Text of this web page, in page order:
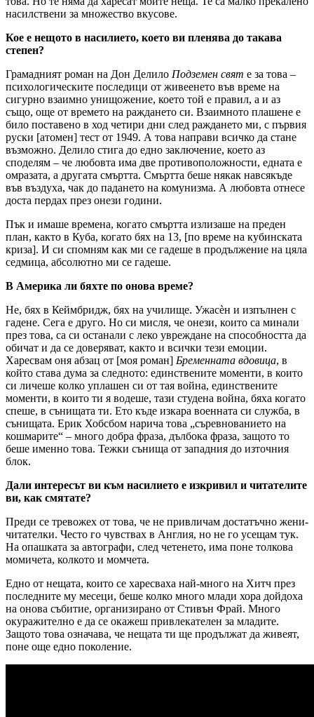
насилствени за множество вкусове.
Кое е нещото в насилието, което ви пленява до такава
степен?
Грамадният роман на Дон Делило Подземен свят е за това –
психологическите последици от живеенето във време на
сигурно взаимно унищожение, което той е правил, а и аз
също, още от времето на раждането си. Взаимното плашене е
било поставено в ход четири дни след раждането ми, с първия
руски [атомен] тест от 1949. А това направи всичко да стане
възможно. Делило стига до едно заключение, което аз
споделям – че любовта има две противоположности, едната е
омразата, а другата смъртта. Смъртта беше някак навсякъде
във въздуха, чак до падането на комунизма. А любовта отнесе
доста пердах през онези години.
Пък и имаше времена, когато смъртта излизаше на преден
план, както в Куба, когато бях на 13, [по време на кубинската
криза]. И си спомням как ми се гадеше в продължение на цяла
седмица, абсолютно ми се гадеше.
В Америка ли бяхте по онова време?
Не, бях в Кеймбридж, бях на училище. Ужасèн и изпълнен с
гадене. Сега е друго. Но си мисля, че онези, които са минали
през това, са си останали с леко увреждане на способността да
обичат и да се доверяват, както и всички тези емоции.
Харесвам оня абзац от [моя роман] Бременната вдовица, в
който става дума за следното: единствените моменти, в които
си личеше колко уплашен си от тая война, единствените
моменти, в които ти я водеше, тази студена война, бяха когато
спеше, в сънищата ти. Ето къде изкара военната си служба, в
сънищата. Ерик Хобсбом нарича това „съревнованието на
кошмарите“ – много добра фраза, дълбока фраза, защото то
беше именно това. Тежки сънища от западния до източния
блок.
Дали интересът ви към насилието е изкривил и читателите
ви, как смятате?
Преди се тревожех от това, че не привличам достатъчно жени-
читателки. Често го чувствах в Англия, но не го усещам тук.
На опашката за автографи, след четенето, има поне толкова
момичета, колкото и момчета.
Едно от нещата, които се харесваха най-много на Хитч през
последните му месеци, беше колко много млади хора дойдоха
на онова събитие, организирано от Стивън Фрай. Много
окуражително е да се окажеш привлекателен за младите.
Защото това означава, че нещата ти ще продължат да живеят,
поне още едно поколение.